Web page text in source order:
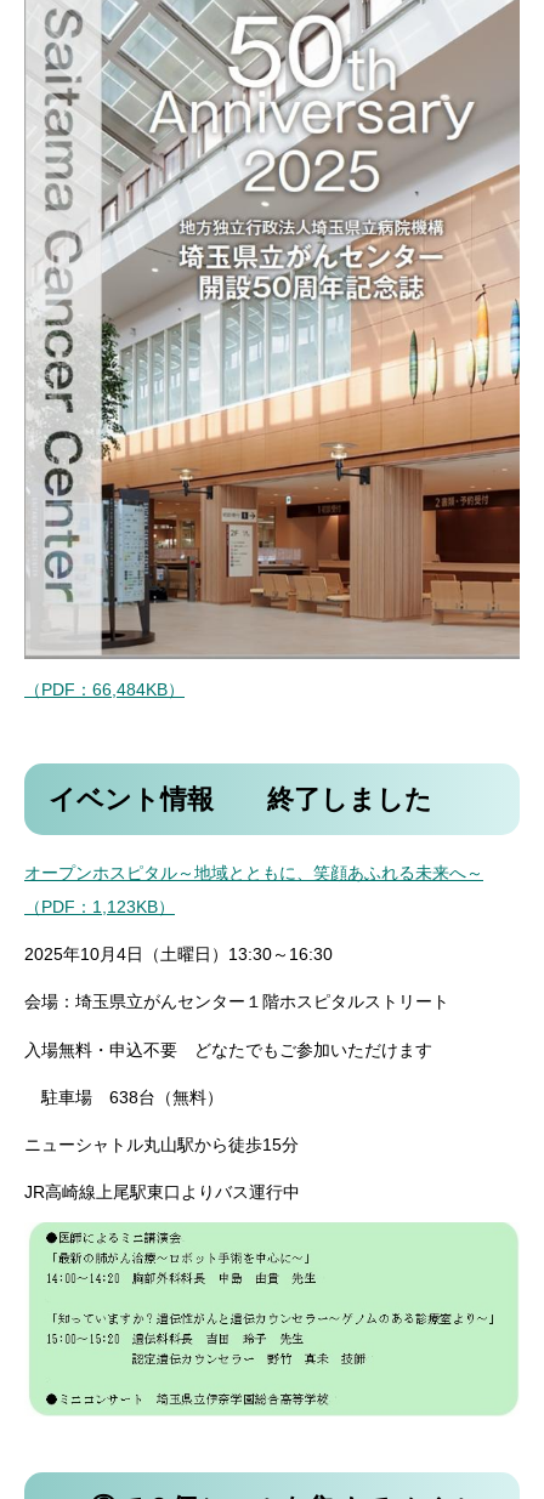
（PDF：66,484KB）
イベント情報 終了しました
オープンホスピタル～地域とともに、笑顔あふれる未来へ～
（PDF：1,123KB）
2025年10月4日（土曜日）13:30～16:30
会場：埼玉県立がんセンター１階ホスピタルストリート
入場無料・申込不要 どなたでもご参加いただけます
駐車場 638台（無料）
ニューシャトル丸山駅から徒歩15分
JR高崎線上尾駅東口よりバス運行中